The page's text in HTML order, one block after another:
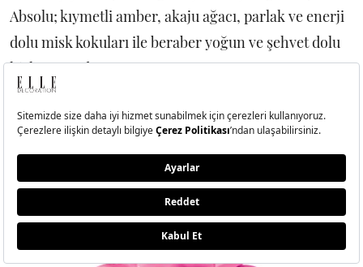
Absolu; kıymetli amber, akaju ağacı, parlak ve enerji
dolu misk kokuları ile beraber yoğun ve şehvet dolu
hisler uyandırıyor.
gratis.com